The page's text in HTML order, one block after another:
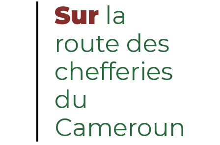
Sur la
route des
chefferies
du
Cameroun